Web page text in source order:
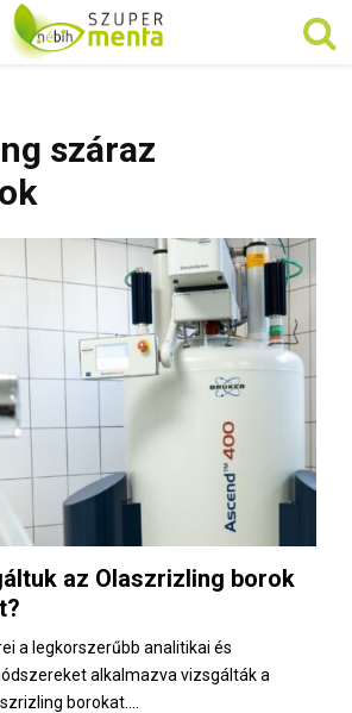
száraz
az Olaszrizling borok
a legkorszerűbb analitikai és
alkalmazva vizsgálták a
borokat....